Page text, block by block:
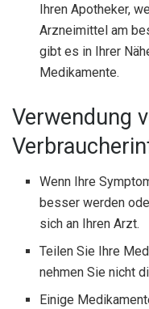
Ihren Apotheker,
Arzneimittel am
gibt es in Ihrer
Medikamente.
Verwendung
Wenn Ihre
besser werden
sich an Ihren Arzt.
Teilen Sie Ihre
nehmen Sie nicht
Einige